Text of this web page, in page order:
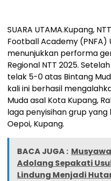
SUARA UTAMA.Kupang,
Football Academy (PNFA)
menunjukkan performa
Regional NTT 2025.
telak 5-0 atas Bintang
kali ini berhasil
Muda asal Kota Kupang,
laga penyisihan grup
Oepoi, Kupang.
BACA JUGA :
Adolang Sepakati
Lindung Menjadi